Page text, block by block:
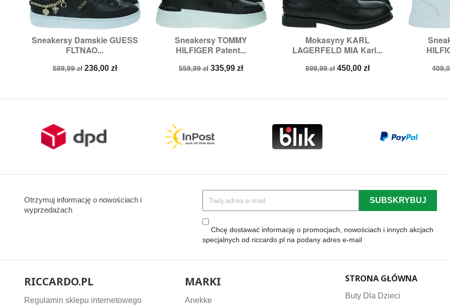
Sneakersy Damskie GUESS
FLTNAO...
Cena
589,99 zł Cena
236,00 zł
Szybki podgląd
Rozmiary:37,39,
Sneakersy TOMMY
HILFIGER Patent...
Cena
559,99 zł Cena
335,99 zł
Szybki podgląd
Rozmiary:38,40,41
Mokasyny KARL
LAGERFELD MIA Karl...
Cena
899,99 zł Cena
450,00 zł
Szybki podgląd
Rozmiary:40

Otrzymuj informację o nowościach i
wyprzedażach
Chcę dostawać informację o promocjach, nowościach i innych akcjach
specjalnych od riccardo.pl na podany adres e-mail
RICCARDO.PL
Regulamin sklepu internetowego
MARKI
Anekke
STRONA GŁÓWNA
Buty Dla Dzieci